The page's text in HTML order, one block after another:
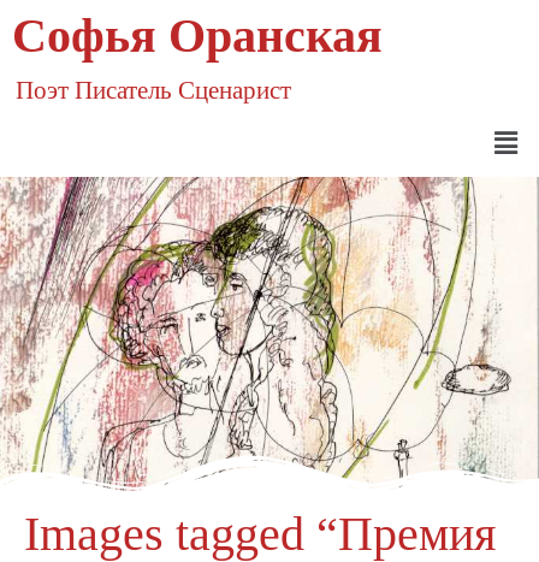
Софья Оранская
Поэт Писатель Сценарист
Images tagged “Премия